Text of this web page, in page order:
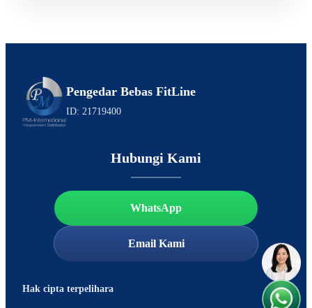
Pengedar Bebas FitLine
ID: 21719400
Hubungi Kami
WhatsApp
Email Kami
Hak cipta terpelihara